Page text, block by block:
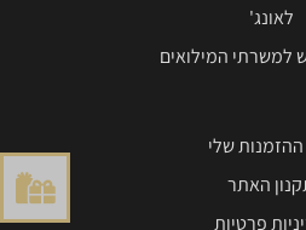
לאונג'
למשרתי המילואים
שלי
האתר
פרטיות